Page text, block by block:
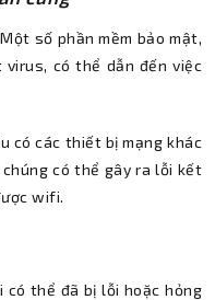
số phần mềm bảo mật,
virus, có thể dẫn đến việc
có các thiết bị mạng khác
có thể gây ra lỗi kết
wifi.
có thể đã bị lỗi hoặc hỏng